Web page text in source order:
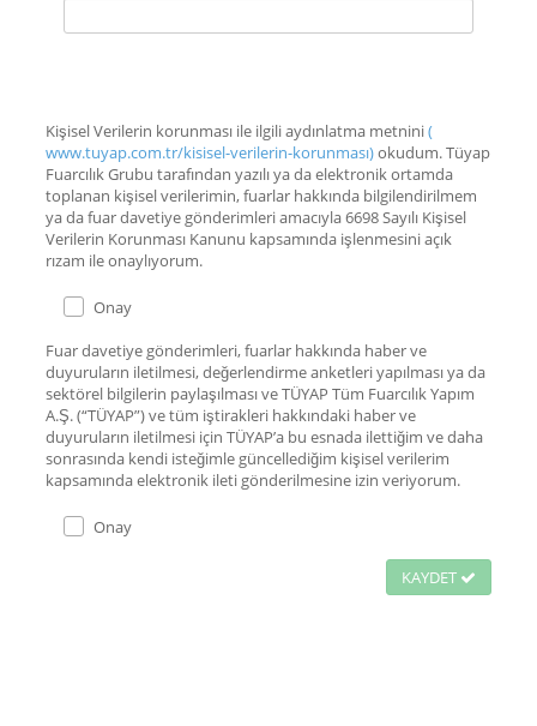
Kişisel Verilerin korunması ile ilgili aydınlatma metnini(
www.tuyap.com.tr/kisisel-verilerin-korunması)okudum. Tüyap
Fuarcılık Grubu tarafından yazılı ya da elektronik ortamda
toplanan kişisel verilerimin, fuarlar hakkında bilgilendirilmem
ya da fuar davetiye gönderimleri amacıyla 6698 Sayılı Kişisel
Verilerin Korunması Kanunu kapsamında işlenmesini açık
rızam ile onaylıyorum.
Onay
Fuar davetiye gönderimleri, fuarlar hakkında haber ve
duyuruların iletilmesi, değerlendirme anketleri yapılması ya da
sektörel bilgilerin paylaşılması ve TÜYAP Tüm Fuarcılık Yapım
A.Ş. (“TÜYAP”) ve tüm iştirakleri hakkındaki haber ve
duyuruların iletilmesi için TÜYAP’a bu esnada ilettiğim ve daha
sonrasında kendi isteğimle güncellediğim kişisel verilerim
kapsamında elektronik ileti gönderilmesine izin veriyorum.
Onay
KAYDET